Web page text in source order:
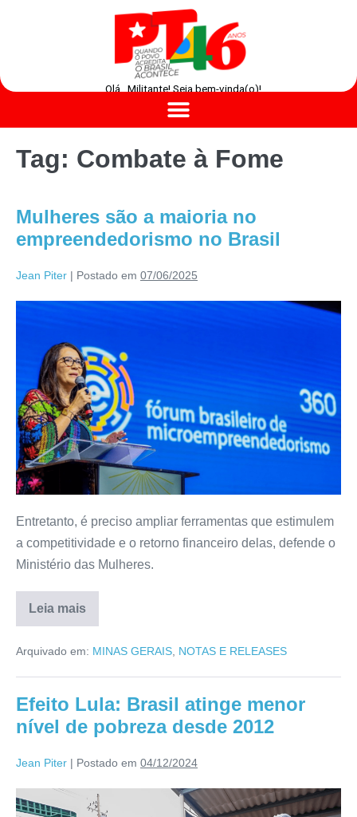
Olá , Militante! Seja bem-vinda(o)!
Tag: Combate à Fome
Mulheres são a maioria no
empreendedorismo no Brasil
Jean Piter | Postado em 07/06/2025
Entretanto, é preciso ampliar ferramentas que estimulem
a competitividade e o retorno financeiro delas, defende o
Ministério das Mulheres.
Leia mais
Arquivado em: MINAS GERAIS NOTAS E RELEASES
Efeito Lula: Brasil atinge menor
nível de pobreza desde 2012
Jean Piter | Postado em 04/12/2024